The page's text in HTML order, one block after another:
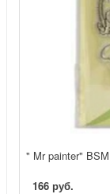
" Mr painter"
166 руб.